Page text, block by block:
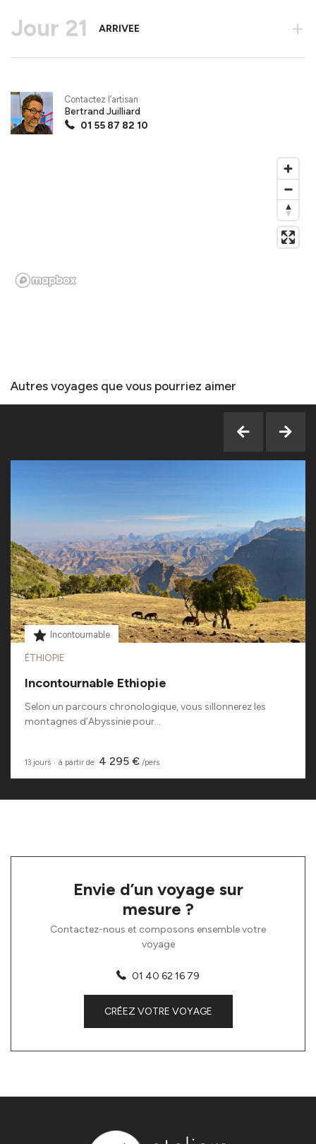
Jour 21 ARRIVEE +
Contactez l’artisan
Bertrand Juilliard
01 55 87 82 10
Autres voyages que vous pourriez aimer
Incontournable
ÉTHIOPIE
Incontournable Ethiopie
Selon un parcours chronologique, vous sillonnerez les
montagnes d’Abyssinie pour...
13 jours ‧ à partir de 4 295 € /pers
Envie d’un voyage sur
mesure ?
Contactez-nous et composons ensemble votre
voyage
01 40 62 16 79
CRÉEZ VOTRE VOYAGE